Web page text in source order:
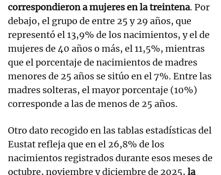
correspondieron a mujeres en la treintena. Por
debajo, el grupo de entre 25 y 29 años, que
representó el 13,9% de los nacimientos, y el de
mujeres de 40 años o más, el 11,5%, mientras
que el porcentaje de nacimientos de madres
menores de 25 años se sitúo en el 7%. Entre las
madres solteras, el mayor porcentaje (10%)
corresponde a las de menos de 25 años.
Otro dato recogido en las tablas estadísticas del
Eustat refleja que en el 26,8% de los
nacimientos registrados durante esos meses de
octubre, noviembre y diciembre de 2025, la